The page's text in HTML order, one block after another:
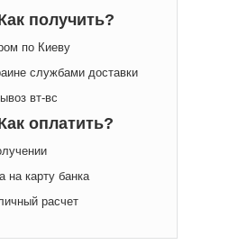
получить?
по Киеву
службами доставки
вт-вс
оплатить?
на карту банка
расчет